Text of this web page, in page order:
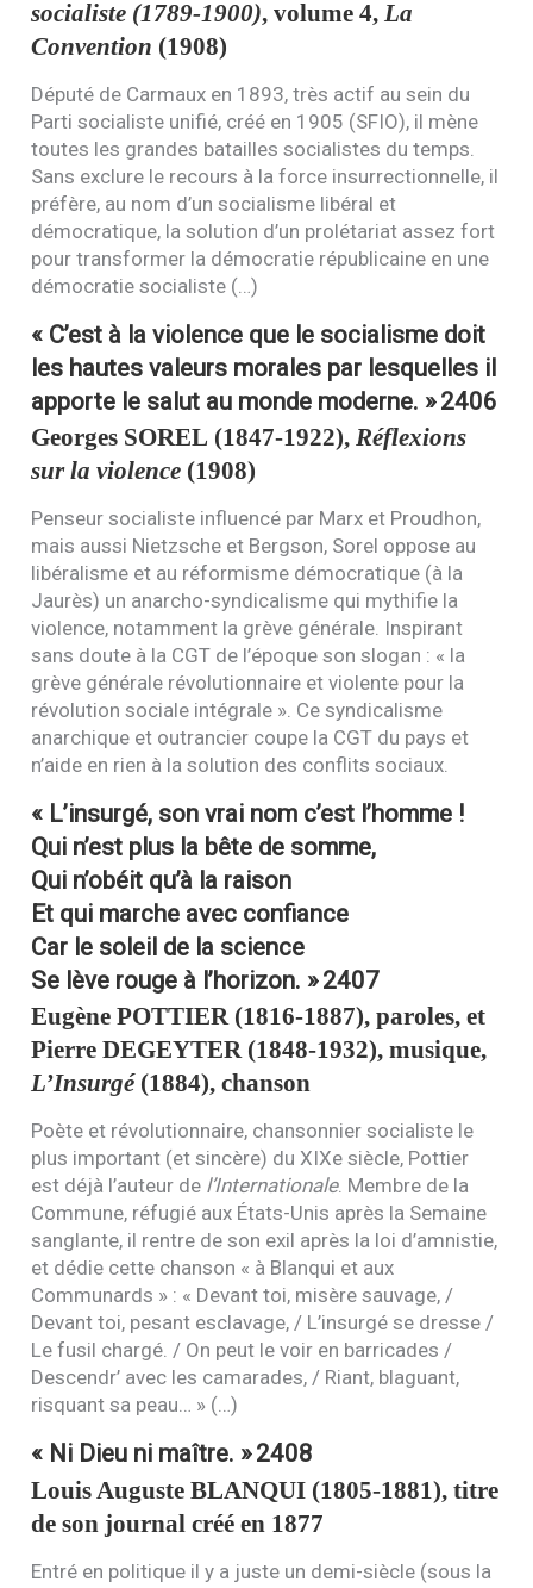
socialiste (1789-1900), volume 4, La
Convention (1908)
Député de Carmaux en 1893, très actif au sein du
Parti socialiste unifié, créé en 1905 (SFIO), il mène
toutes les grandes batailles socialistes du temps.
Sans exclure le recours à la force insurrectionnelle, il
préfère, au nom d’un socialisme libéral et
démocratique, la solution d’un prolétariat assez fort
pour transformer la démocratie républicaine en une
démocratie socialiste (…)
« C’est à la violence que le socialisme doit
les hautes valeurs morales par lesquelles il
apporte le salut au monde moderne. »2406
Georges SOREL (1847-1922),Réflexions
sur la violence (1908)
Penseur socialiste influencé par Marx et Proudhon,
mais aussi Nietzsche et Bergson, Sorel oppose au
libéralisme et au réformisme démocratique (à la
Jaurès) un anarcho-syndicalisme qui mythifie la
violence, notamment la grève générale. Inspirant
sans doute à la CGT de l’époque son slogan : « la
grève générale révolutionnaire et violente pour la
révolution sociale intégrale ». Ce syndicalisme
anarchique et outrancier coupe la CGT du pays et
n’aide en rien à la solution des conflits sociaux.
« L’insurgé, son vrai nom c’est l’homme !
Qui n’est plus la bête de somme,
Qui n’obéit qu’à la raison
Et qui marche avec confiance
Car le soleil de la science
Se lève rouge à l’horizon. »2407
EugènePOTTIER(1816-1887), paroles, et
PierreDEGEYTER(1848-1932), musique,
L’Insurgé(1884), chanson
Poète et révolutionnaire, chansonnier socialiste le
plus important (et sincère) duXIXe siècle, Pottier
est déjà l’auteur de l’Internationale. Membre de la
Commune, réfugié aux États-Unis après la Semaine
sanglante, il rentre de son exil après la loi d’amnistie,
et dédie cette chanson « à Blanqui et aux
Communards » : « Devant toi, misère sauvage, /
Devant toi, pesant esclavage, / L’insurgé se dresse /
Le fusil chargé. / On peut le voir en barricades /
Descendr’ avec les camarades, / Riant, blaguant,
risquant sa peau… » (…)
« Ni Dieu ni maître. »2408
Louis AugusteBLANQUI (1805-1881), titre
de son journal créé en 1877
Entré en politique il y a juste un demi-siècle (sous la